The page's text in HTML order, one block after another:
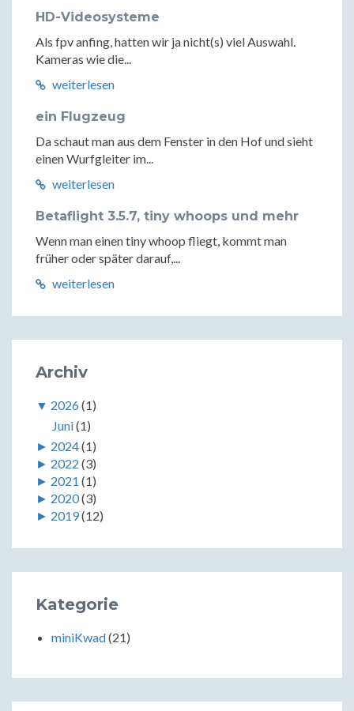
HD-Videosysteme
Als fpv anfing, hatten wir ja nicht(s) viel Auswahl.
Kameras wie die...
weiterlesen
ein Flugzeug
Da schaut man aus dem Fenster in den Hof und sieht
einen Wurfgleiter im...
weiterlesen
Betaflight 3.5.7, tiny whoops und mehr
Wenn man einen tiny whoop fliegt, kommt man
früher oder später darauf,...
weiterlesen
Archiv
▼ 2026(1)
Juni(1)
► 2024(1)
► 2022 (3)
► 2021 (1)
► 2020(3)
► 2019(12)
Kategorie
miniKwad(21)